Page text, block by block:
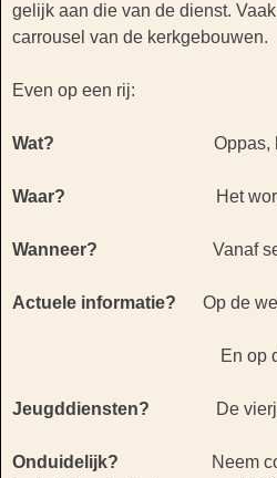
gelijk aan die van de dienst.
carrousel van de kerkgebouwen.
Even op een rij:
Wat? Oppas,
Waar? Het wordt een
Wanneer? Vanaf
Actuele informatie? Op de
En op de ouder
Jeugddiensten? De
Onduidelijk? Neem contact